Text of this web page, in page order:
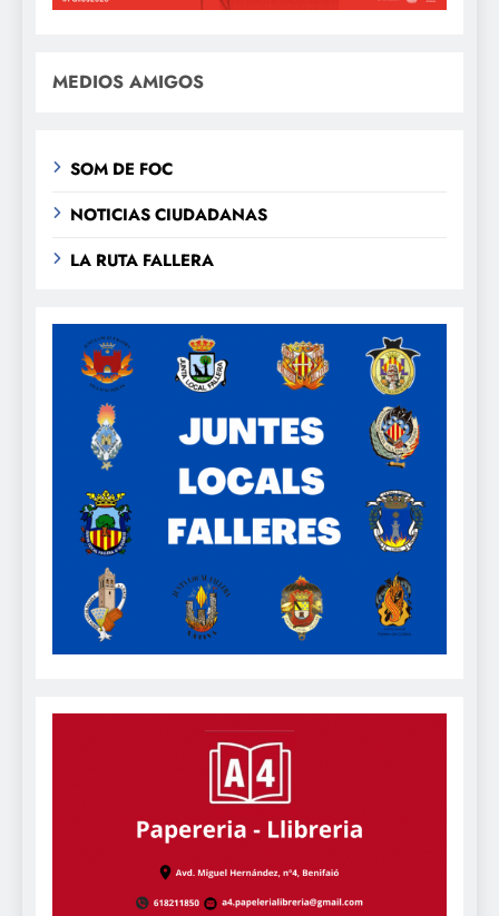
MEDIOS AMIGOS
SOM DE FOC
NOTICIAS CIUDADANAS
LA RUTA FALLERA